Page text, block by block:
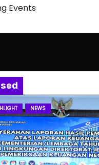
Events
NEWS